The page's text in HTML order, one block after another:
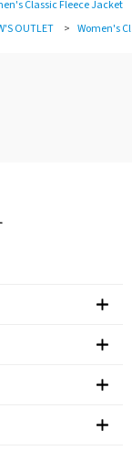
Classic Fleece Jacket
OUTLET > Women's